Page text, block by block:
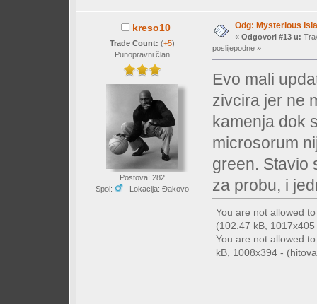
kreso10
Trade Count: (+5)
Punopravni član
Postova: 282
Spol:
Lokacija: Đakovo
Odg: Mysterious
« Odgovori #13 u:
poslijepodne »
Evo mali
zivcira jer ne
kamenja dok
microsorum
green. Stavio
za probu, i
You are not allowed
(102.47 kB,
You are not allowed
kB, 1008x394 -